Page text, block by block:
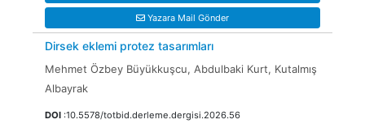
Yazara Mail Gönder
Dirsek eklemi protez tasarımları
Mehmet Özbey Büyükkuşcu, Abdulbaki Kurt, Kutalmış
Albayrak
DOI :10.5578/totbid.derleme.dergisi.2026.56